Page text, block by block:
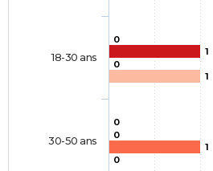
0
0
1
0
0
1
1
0
18-30 ans
30-50 ans